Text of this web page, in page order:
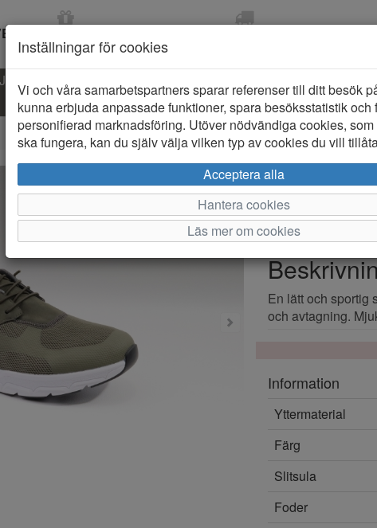
INOM 2-5 DAGAR
KLÄDER-BARN
Rieker
Varumärke: Rieker
Artikelnummer:
En lätt och sportig
och avtagning.
Information
Yttermaterial
Färg
Slitsula
Foder
Inställningar för cookies
Vi och våra samarbetspartners sparar referenser till ditt besök
kunna erbjuda anpassade funktioner, spara besöksstatistik och
personifierad marknadsföring. Utöver nödvändiga cookies,
ska fungera, kan du själv välja vilken typ av cookies du vill
Acceptera alla
Hantera cookies
Läs mer om cookies